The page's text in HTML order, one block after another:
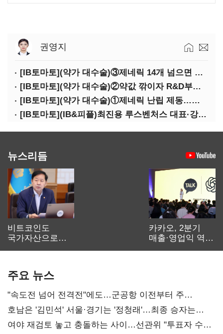
권영지
[IB토마토](약가 대수술)③제네릭 14개 넘으면 약값 '뚝'…등재전략 혼선
[IB토마토](약가 대수술)②약값 깎이자 R&D부터 축소…제약업계 비상경영 돌입
[IB토마토](약가 대수술)①제네릭 난립 제동…중소 제약사 수익성 비상
[IB토마토](IB&피플)최진용 루스벤처스 대표·강승순 이사
뉴스리듬
비트코인도
국가자산으로…'
카카오, 2분기
매출·영업익 역대
주요 뉴스
"속도전 넘어 전격전"에도…군공항 이전부터 주
52시간까지 '뇌관'
호남은 '김민석' 서울·경기는 '정청래'…최종 승자는
'안갯속'
여야 재검토 놓고 충돌하는 사이…선관위 "투표자 수